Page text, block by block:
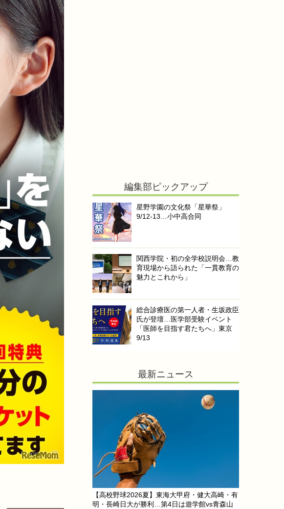
編集部ピックアップ
星野学園の文化祭「星華祭」
9/12-13…小中高合同
関西学院・初の全学校説明会…教
育現場から語られた「一貫教育の
魅力とこれから」
総合診療医の第一人者・生坂政臣
氏が登壇…医学部受験イベント
「医師を目指す君たちへ」東京
9/13
最新ニュース
【高校野球2026夏】東海大甲府・健大高崎・有
明・長崎日大が勝利…第4日は遊学館vs青森山